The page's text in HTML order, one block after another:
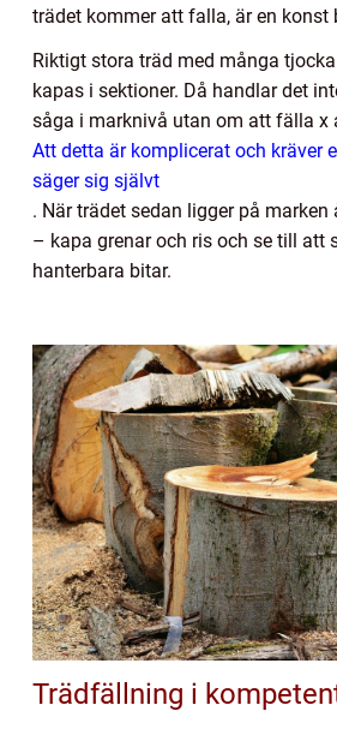
trädet kommer att falla, är en konst
Riktigt stora träd med många
kapas i sektioner. Då handlar det
såga i marknivå utan om att fälla x
Att detta är komplicerat och kräver
säger sig självt
. När trädet sedan ligger på marken
– kapa grenar och ris och se till att
hanterbara bitar.
Trädfällning i